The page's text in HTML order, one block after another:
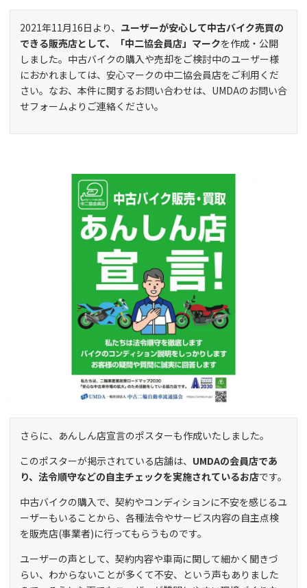
2021年11月16日より、 ユーザーが安心して中古バイク売買の
できる販売店として、「中二協会員店」マークを作成・公開
しました。中古バイクの購入や売却をご検討中のユーザー様
におかれましては、安心マークの中二協会員店をご利用くだ
さい。なお、本件に関するお問い合わせは、UMDAのお問い合
せフォームよりご連絡ください。
さらに、あんしん店宣言のポスターも作成いたしました。
このポスターが掲示されている店舗は、 UMDAの会員店であ
り、法令順守などの自主チェックを実施されているお店です。
中古バイクの購入で、契約やコンディションに不安を感じるユ
ーザーもいることから、各種法令やサービス内容の自主点検
を販売店(事業者)に行ってもらうものです。
ユーザーの声として、契約内容や車両に関して細かく聞きづ
らい、わからないことが多くて不安、という声もありました